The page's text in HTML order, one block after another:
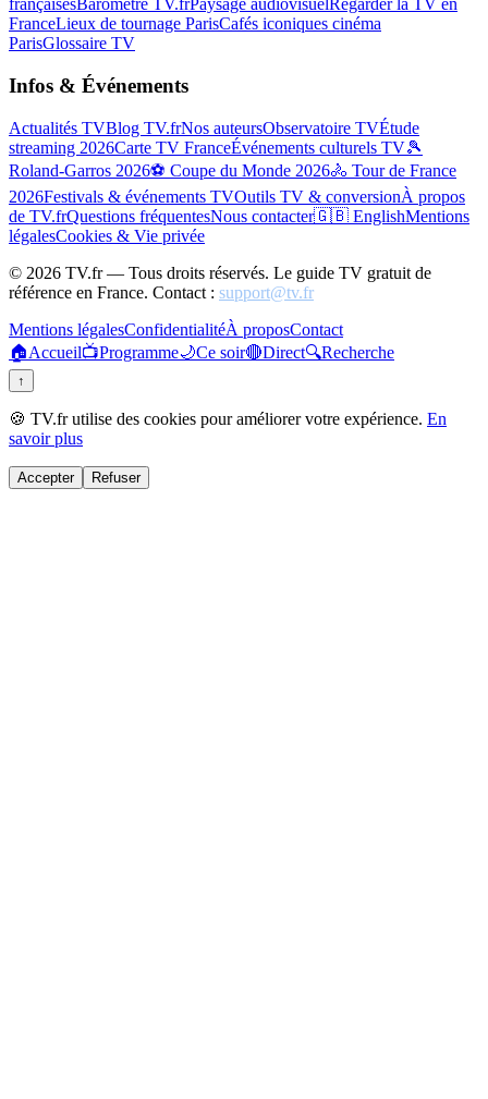
françaisesBaromètre TV.frPaysage audiovisuelRegarder la TV en
FranceLieux de tournage ParisCafés iconiques cinéma
ParisGlossaire TV
Infos & Événements
Actualités TVBlog TV.frNos auteursObservatoire TVÉtude
streaming 2026Carte TV FranceÉvénements culturels TV🎾
Roland-Garros 2026⚽ Coupe du Monde 2026🚴 Tour de France
2026Festivals & événements TVOutils TV & conversionÀ propos
de TV.frQuestions fréquentesNous contacter🇬🇧 EnglishMentions
légalesCookies & Vie privée
© 2026 TV.fr — Tous droits réservés. Le guide TV gratuit de
référence en France. Contact : support@tv.fr
Mentions légalesConfidentialitéÀ proposContact
🏠Accueil📺Programme🌙Ce soir🔴Direct🔍Recherche
↑
🍪 TV.fr utilise des cookies pour améliorer votre expérience. En
savoir plus
Accepter Refuser